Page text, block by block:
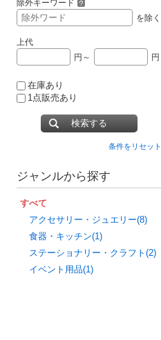
除外キーワード
を除く
上代
円～
円
在庫あり
1点販売あり
検索する
条件をリセット
ジャンルから探す
すべて
アクセサリー・ジュエリー(8)
食器・キッチン(1)
ステーショナリー・クラフト(2)
イベント用品(1)